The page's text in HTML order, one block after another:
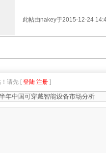
此帖由nakey于2015-12-24
请先 [ 登陆 注册]